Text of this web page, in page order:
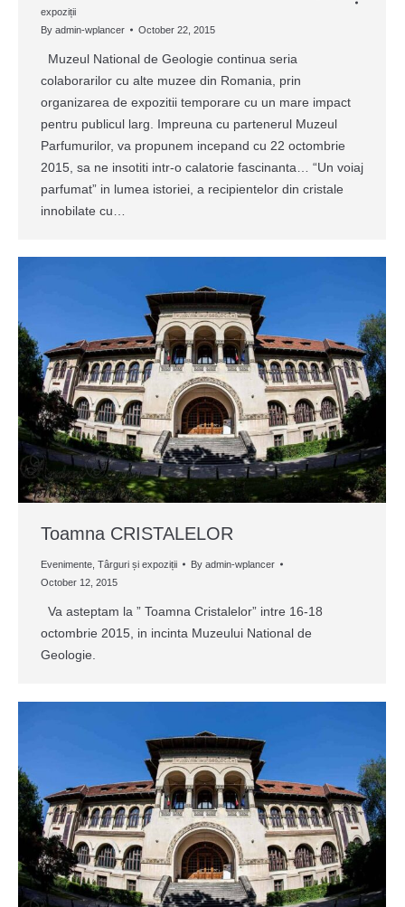
expoziții
By admin-wplancer October 22, 2015
Muzeul National de Geologie continua seria
colaborarilor cu alte muzee din Romania, prin
organizarea de expozitii temporare cu un mare impact
pentru publicul larg. Impreuna cu partenerul Muzeul
Parfumurilor, va propunem incepand cu 22 octombrie
2015, sa ne insotiti intr-o calatorie fascinanta… “Un voiaj
parfumat” in lumea istoriei, a recipientelor din cristale
innobilate cu…
Toamna CRISTALELOR
Evenimente Târguri și expoziții By admin-wplancer
October 12, 2015
Va asteptam la ” Toamna Cristalelor” intre 16-18
octombrie 2015, in incinta Muzeului National de
Geologie.